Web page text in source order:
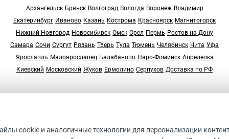
Архангельск Брянск Волгоград Вологда Воронеж Владимир
Екатеринбург Иваново Казань Кострома Красноярск Магнитогорск
Нижний Новгород Новосибирск Омск Орел Пермь Ростов на Дону
Самара Сочи Сургут Рязань Тверь Тула Тюмень Челябинск Чита Уфа
Ярославль Малоярославец Балабаново Наро-Фоминск Апрелевка
Киевский Московский Жуков Ермолино Серпухов Доставка по РФ
ДАННЫЙ ИНТЕРНЕТ-САЙТ НОСИТ ИСКЛЮЧИТЕЛЬНО
ИНФОРМАЦИОННЫХ ХАРАКТЕР И НЕ ЯВЛЯЕТСЯ ПУБЛИЧНО
cookie и аналогичные технологии для персонализации